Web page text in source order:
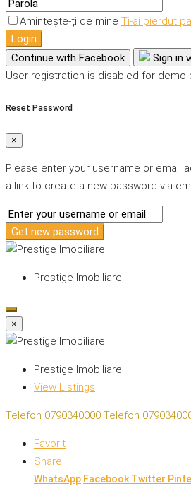
Amintește-ți de mine Ti-ai pierdut
Login
Continue with Facebook
Sign in
User registration is disabled for demo
Reset Password
×
Please enter your username or email
a link to create a new password via
Get new password
Prestige Imobiliare
×
Prestige Imobiliare
View Listings
Telefon 0790340000 Telefon
Favorit
Share
WhatsApp Facebook Twitter